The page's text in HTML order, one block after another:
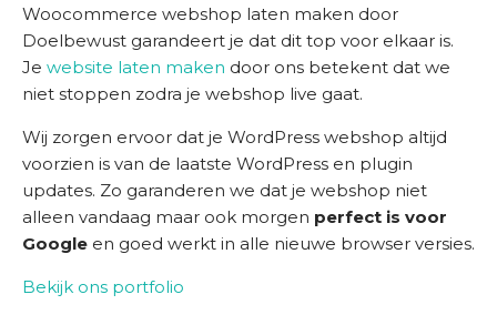
Woocommerce webshop laten maken door
Doelbewust garandeert je dat dit top voor elkaar is.
Je website laten maken door ons betekent dat we
niet stoppen zodra je webshop live gaat.
Wij zorgen ervoor dat je WordPress webshop altijd
voorzien is van de laatste WordPress en plugin
updates. Zo garanderen we dat je webshop niet
alleen vandaag maar ook morgen perfect is voor
Google en goed werkt in alle nieuwe browser versies.
Bekijk ons portfolio